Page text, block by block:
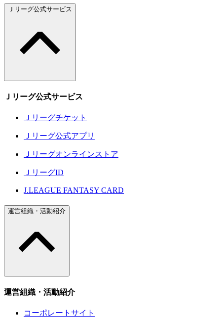
Ｊリーグ公式サービス
Ｊリーグ公式サービス
Ｊリーグチケット
Ｊリーグ公式アプリ
Ｊリーグオンラインストア
ＪリーグID
J.LEAGUE FANTASY CARD
運営組織・活動紹介
運営組織・活動紹介
コーポレートサイト